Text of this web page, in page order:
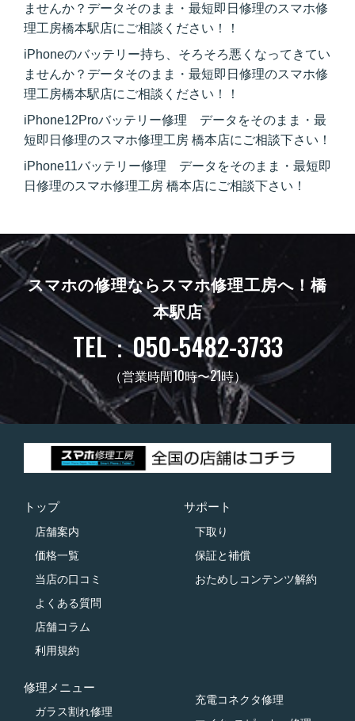
ませんか？データそのまま・最短即日修理のスマホ修
理工房橋本駅店にご相談ください！！
iPhoneのバッテリー持ち、そろそろ悪くなってきてい
ませんか？データそのまま・最短即日修理のスマホ修
理工房橋本駅店にご相談ください！！
iPhone12Proバッテリー修理 データをそのまま・最
短即日修理のスマホ修理工房 橋本店にご相談下さい！
iPhone11バッテリー修理 データをそのまま・最短即
日修理のスマホ修理工房 橋本店にご相談下さい！
スマホの修理ならスマホ修理工房へ！ 橋
本駅店
TEL：050-5482-3733
（営業時間10時〜21時）
トップ
店舗案内
価格一覧
当店の口コミ
よくある質問
店舗コラム
利用規約
サポート
下取り
保証と補償
おためしコンテンツ解約
修理メニュー
ガラス割れ修理
充電コネクタ修理